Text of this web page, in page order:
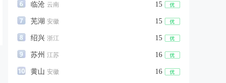
临沧 云南 15
芜湖 安徽 15
绍兴 浙江 15
苏州 江苏 16
黄山 安徽 16